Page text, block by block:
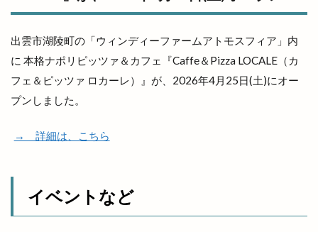
出雲市湖陵町の「ウィンディーファームアトモスフィア」内
に 本格ナポリピッツァ＆カフェ『Caffe＆Pizza LOCALE（カ
フェ＆ピッツァ ロカーレ）』が、2026年4月25日(土)にオー
プンしました。
→ 詳細は、こちら
イベントなど